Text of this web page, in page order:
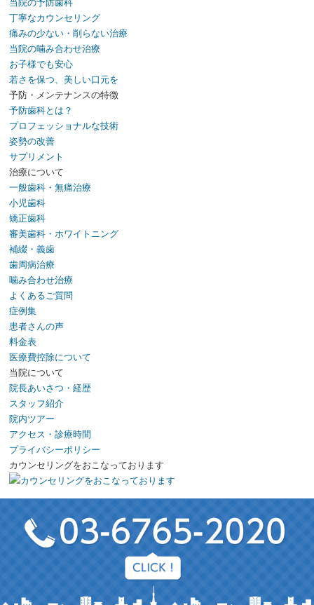
丁寧なカウンセリング
痛みの少ない・削らない治療
当院の噛み合わせ治療
お子様でも安心
若さを保つ、美しい口元を
予防・メンテナンスの特徴
予防歯科とは？
プロフェッショナルな技術
姿勢の改善
サプリメント
治療について
一般歯科・無痛治療
小児歯科
矯正歯科
審美歯科・ホワイトニング
補綴・義歯
歯周病治療
噛み合わせ治療
よくあるご質問
症例集
患者さんの声
料金表
医療費控除について
当院について
院長あいさつ・経歴
スタッフ紹介
院内ツアー
アクセス・診療時間
プライバシーポリシー
カウンセリングをおこなっております